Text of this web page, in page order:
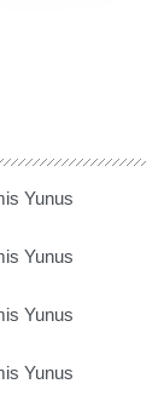
Yunus
Yunus
Yunus
Yunus